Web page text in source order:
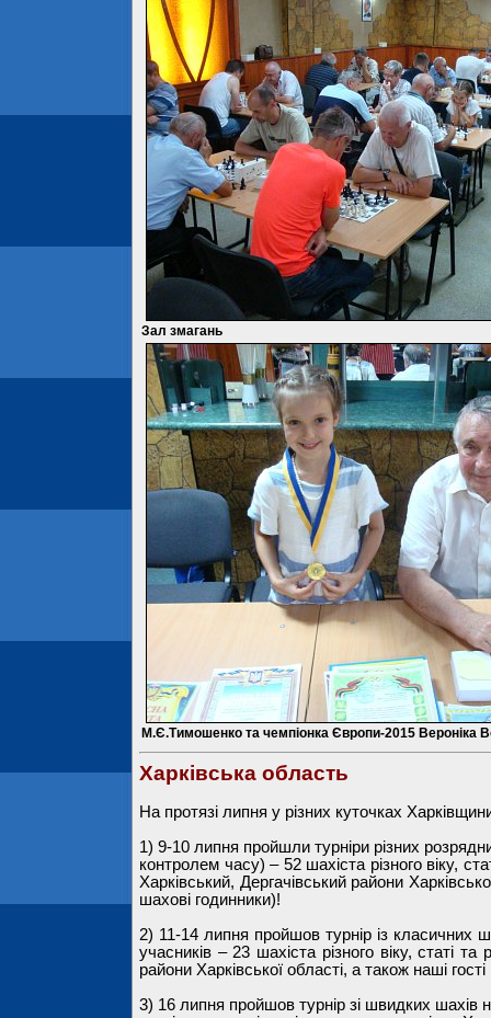
Зал змагань
М.Є.Тимошенко та чемпіонка Європи-2015 Вероніка
Харківська область
На протязі липня у різних куточках
1) 9-10 липня пройшли турніри різних
контролем часу) – 52 шахіста різного віку,
Харківський, Дергачівський райони
шахові годинники)!
2) 11-14 липня пройшов турнір із класичних
учасників – 23 шахіста різного віку, статі
райони Харківської області, а також наші
3) 16 липня пройшов турнір зі швидких шахів